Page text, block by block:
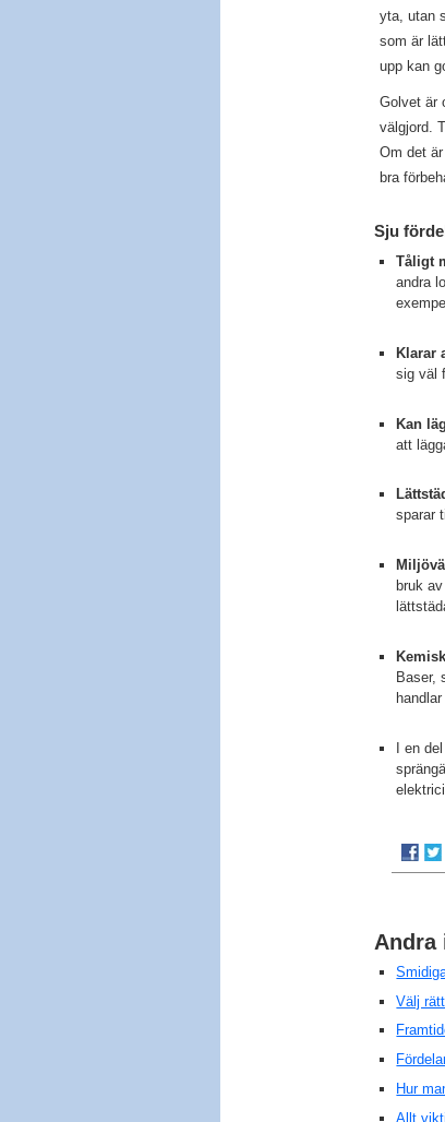
yta, utan
som är
upp kan
Golvet är
välgjord.
Om det
bra
Sju
Tåligt
andra
Klarar
sig väl
Kan
att
sparar
bruk
Baser,
I en
Andra
Välj
Hur
Allt